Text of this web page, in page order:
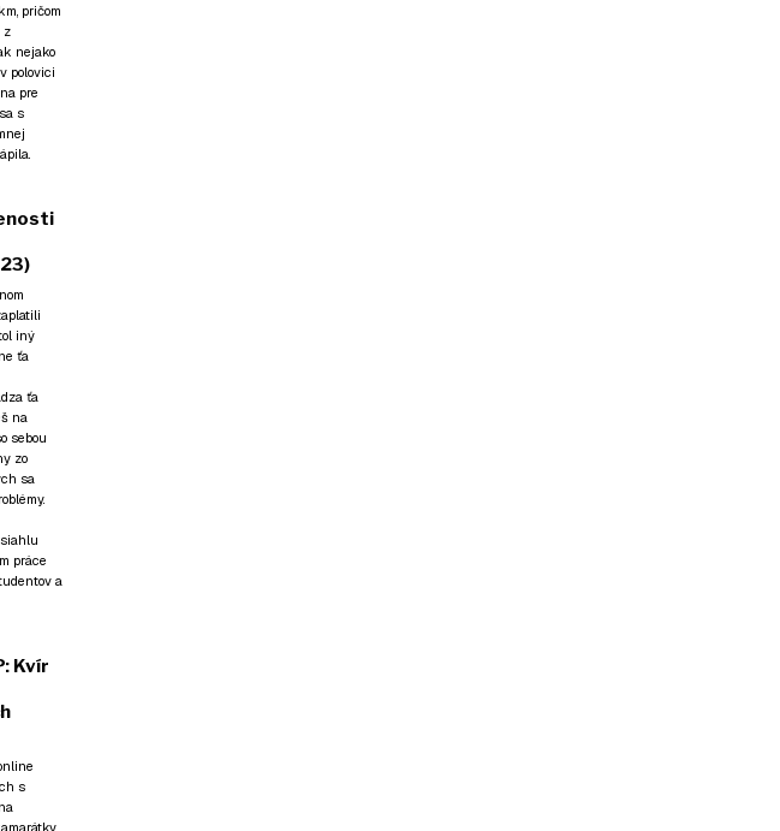
pričom
z
nejako
polovici
pre
s
iný
ťa
ťa
na
sebou
zo
sa
práce
a
Kvír
s